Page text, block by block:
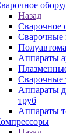
Назад
Сварочное
Сварочные
Аппараты
Сварочные
Аппараты
труб
Аппараты